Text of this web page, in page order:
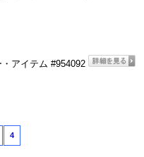
アイテム #954092
4